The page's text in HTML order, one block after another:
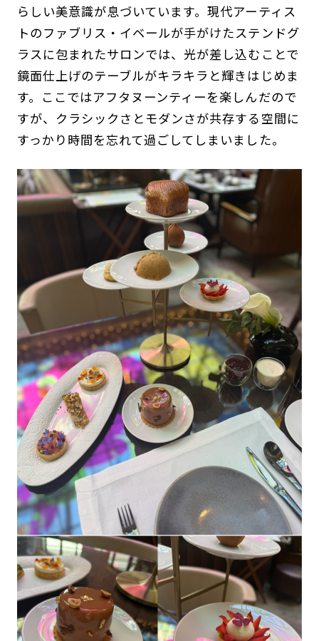
らしい美意識が息づいています。現代アーティス
トのファブリス・イベールが手がけたステンドグ
ラスに包まれたサロンでは、光が差し込むことで
鏡面仕上げのテーブルがキラキラと輝きはじめま
す。ここではアフタヌーンティーを楽しんだので
すが、クラシックさとモダンさが共存する空間に
すっかり時間を忘れて過ごしてしまいました。